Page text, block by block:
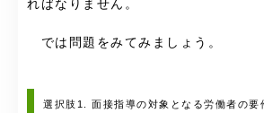
ればなりません。
では問題をみてみましょう。
選択肢1. 面接指導の対象となる労働者の要